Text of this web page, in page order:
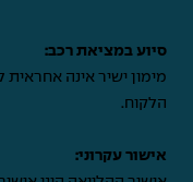
סיוע במציאת רכב:
מימון ישיר אינה אחראית
הלקוח.
אישור עקרוני: